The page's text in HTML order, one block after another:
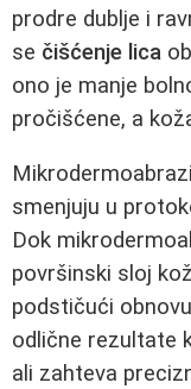
prodre dublje i
se čišćenje lica
ono je manje
pročišćene, a
smenjuju u
Dok
površinski sloj
podstičući
odlične rezultate
ali zahteva